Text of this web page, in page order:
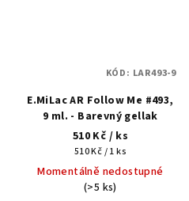
E.MiLac AR Follow Me #493,
9 ml. - Barevný gellak
510 Kč / ks
Měrná
cena:
510 Kč / 1 ks
Momentálně nedostupné
(>5 ks)
KÓD: LAR493-9